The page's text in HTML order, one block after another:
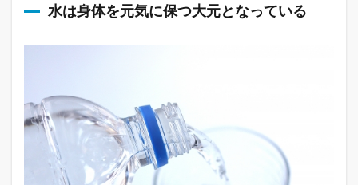
水は身体を元気に保つ大元となっている